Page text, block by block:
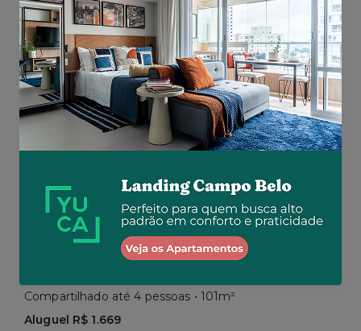
Total R$ 2.843
Similar a sua busca
Em breve
Compartilhado até 4 pessoas • 101m²
Aluguel R$ 1.669